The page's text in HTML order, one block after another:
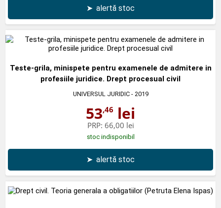
➤ alertă stoc
Teste-grila, minispete pentru examenele de admitere in
profesiile juridice. Drept procesual civil
UNIVERSUL JURIDIC- 2019
53,46 lei
PRP: 66,00 lei
stoc indisponibil
➤ alertă stoc